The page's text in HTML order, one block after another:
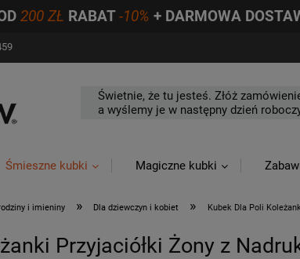
200 ZŁ RABAT-10% + DARMOWA
Świetnie, że tu jesteś. Złóż
a wyślemy je w następny dzień
Śmieszne kubki Magiczne kubki
i imieniny » Dla dziewczyn i kobiet » Kubek Dla Poli
Przyjaciółki Żony z